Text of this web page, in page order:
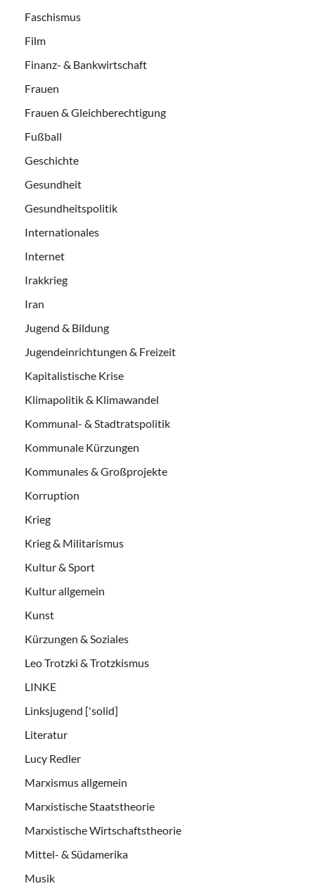
Faschismus
Film
Finanz- & Bankwirtschaft
Frauen
Frauen & Gleichberechtigung
Fußball
Geschichte
Gesundheit
Gesundheitspolitik
Internationales
Internet
Irakkrieg
Iran
Jugend & Bildung
Jugendeinrichtungen & Freizeit
Kapitalistische Krise
Klimapolitik & Klimawandel
Kommunal- & Stadtratspolitik
Kommunale Kürzungen
Kommunales & Großprojekte
Korruption
Krieg
Krieg & Militarismus
Kultur & Sport
Kultur allgemein
Kunst
Kürzungen & Soziales
Leo Trotzki & Trotzkismus
LINKE
Linksjugend ['solid]
Literatur
Lucy Redler
Marxismus allgemein
Marxistische Staatstheorie
Marxistische Wirtschaftstheorie
Mittel- & Südamerika
Musik